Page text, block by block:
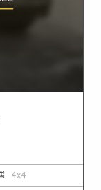
4x4